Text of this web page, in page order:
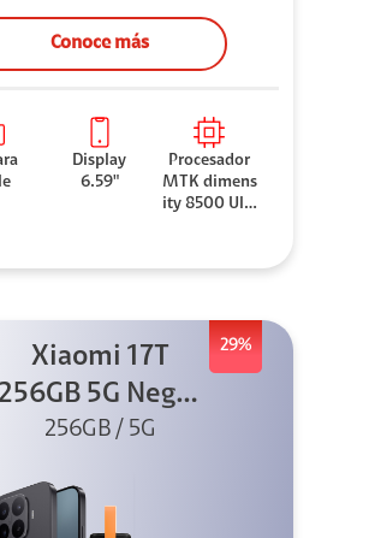
Conoce más
Display
6.59"
Procesador
MTK dimens
ity 8500 Ultr
29%
Xiaomi 17T
256GB 5G Negro
+ Sound
256GB / 5G